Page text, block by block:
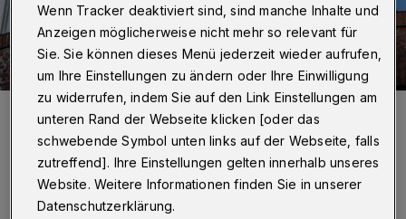
Der Rauch drang aus dem Fenster.
Foto: Wuppertaler Rundschau/Christoph Petersen
Wenn Tracker deaktiviert sind, sind manche Inhalte und
Anzeigen möglicherweise nicht mehr so relevant für
Sie. Sie können dieses Menü jederzeit wieder aufrufen,
um Ihre Einstellungen zu ändern oder Ihre Einwilligung
zu widerrufen, indem Sie auf den Link Einstellungen am
unteren Rand der Webseite klicken [oder das
schwebende Symbol unten links auf der Webseite, falls
zutreffend]. Ihre Einstellungen gelten innerhalb unseres
Website. Weitere Informationen finden Sie in unserer
Datenschutzerklärung.